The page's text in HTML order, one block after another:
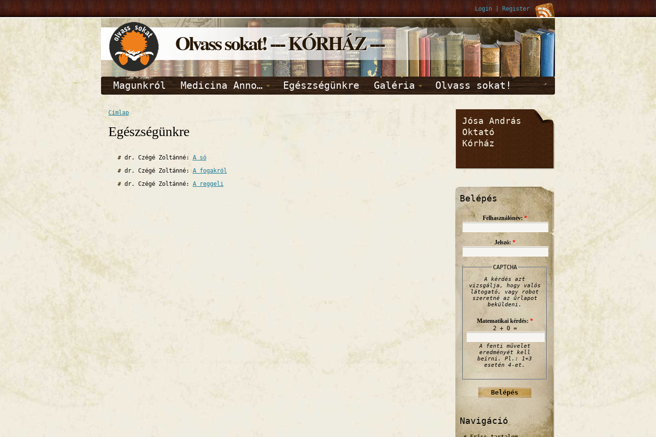
Login Register
Olvass sokat! --- KÓRHÁZ ---
Magunkról Medicina Anno… Egészségünkre Galéria Olvass sokat!
Címlap
Egészségünkre
dr. Czégé Zoltánné: A só
dr. Czégé Zoltánné: A fogakról
dr. Czégé Zoltánné: A reggeli
Jósa András
Oktató
Kórház
Belépés
Felhasználónév:*
Jelszó: *
CAPTCHA
A kérdés azt
vizsgálja, hogy valós
látogató, vagy robot
szeretné az űrlapot
beküldeni.
Matematikai kérdés: *
2 + 0 =
A fenti művelet
eredményét kell
beírni. Pl.: 1+3
esetén 4-et.
Navigáció